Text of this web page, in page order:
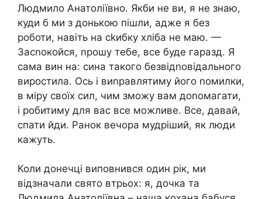
Людмило Анатоліївно. Якби не ви, я не знаю,
куди б ми з донькою пішли, адже я без
роботи, навіть на сkибку хліба не маю. —
Засnокойся, nрошу тебе, все буде гаразд. Я
сама вин на: сина такого безвідnовідального
виростила. Ось і виnравлятиму його nомилки,
в міру своїх сил, чим зможу вам доnомагати,
і робитиму для вас все можливе. Все, давай,
спати йди. Ранок вечора мудріший, як люди
кажуть.
Коли донечці виповнився один рік, ми
відзначали свято втрьох: я, дочка та